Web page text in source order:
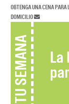
OBTENGA UNA CENA PARA
DOMICILIO
TU SEMANA
La